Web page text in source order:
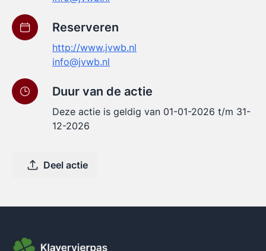
Reserveren
http://www.jvwb.nl
info@jvwb.nl
Duur van de actie
Deze actie is geldig van 01-01-2026 t/m 31-
12-2026
Deel actie